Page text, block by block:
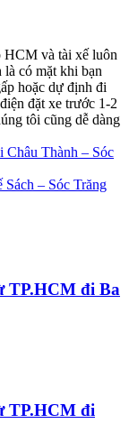
HCM và tài xế luôn
là có mặt khi bạn
hoặc dự định đi
đặt xe trước 1-2
tôi cũng dễ dàng
Châu Thành – Sóc
– Sóc Trăng
TP.HCM đi Ba
TP.HCM đi